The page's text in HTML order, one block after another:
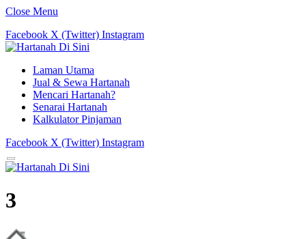
Close Menu
Facebook X (Twitter) Instagram
Laman Utama
Jual & Sewa Hartanah
Mencari Hartanah?
Senarai Hartanah
Kalkulator Pinjaman
Facebook X (Twitter) Instagram
3